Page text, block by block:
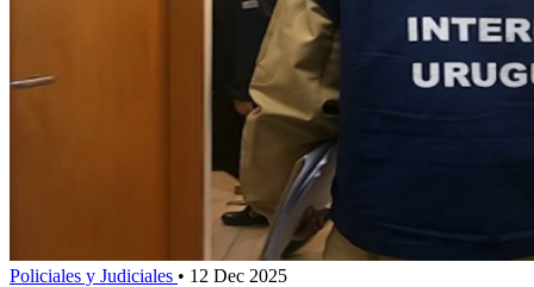
Policiales y Judiciales • 12 Dec 2025